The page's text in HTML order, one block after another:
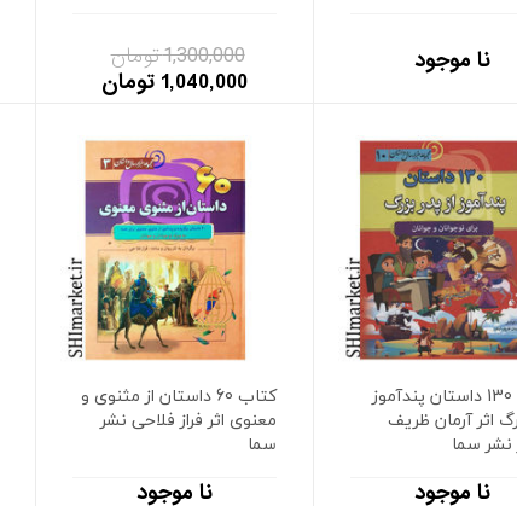
نا موجود
1,300,000 تومان
1,040,000 تومان
کتاب 130 داستان پندآموز
اثر آرمان ظریف
نشر سما
نا موجود
کتاب 60 داستان از مثنوی و
معنوی اثر فراز فلاحی نشر
سما
نا موجود